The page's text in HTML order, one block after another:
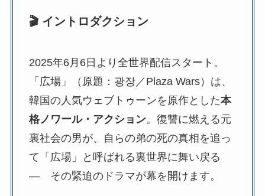
🎬 イントロダクション
2025年6月6日より全世界配信スタート。
「広場」（原題：광장／Plaza Wars）は、
韓国の人気ウェブトゥーンを原作とした本
格ノワール・アクション。復讐に燃える元
裏社会の男が、自らの弟の死の真相を追っ
て「広場」と呼ばれる裏世界に舞い戻る
— その緊迫のドラマが幕を開けます。